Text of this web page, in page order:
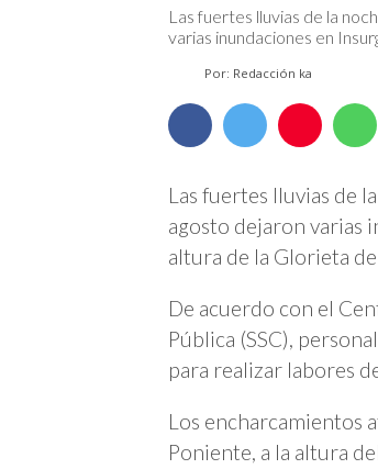
Las fuertes lluvias de la
varias inundaciones en
Por: Redacción ka
Las fuertes lluvias de
agosto dejaron varias
altura de la Glorieta de
De acuerdo con el
Pública (SSC),
para realizar labores
Los encharcamientos
Poniente, a la altura